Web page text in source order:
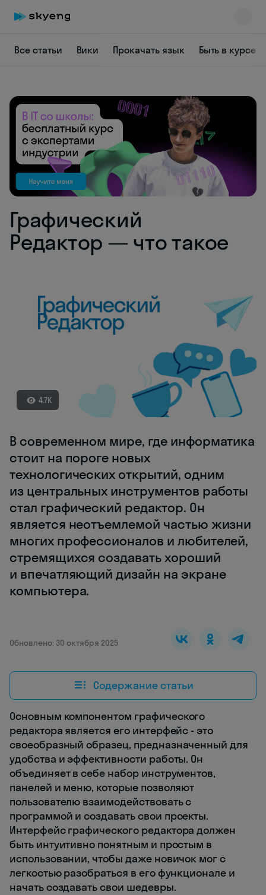
Все статьи Вики Прокачать язык Быть в курсе
Графический
Редактор — что такое
4.7K
В современном мире, где информатика
стоит на пороге новых
технологических открытий, одним
из центральных инструментов работы
стал графический редактор. Он
является неотъемлемой частью жизни
многих профессионалов и любителей,
стремящихся создавать хороший
и впечатляющий дизайн на экране
компьютера.
Обновлено: 30 октября 2025
Содержание статьи
Основным компонентом графического
редактора является его интерфейс - это
своеобразный образец, предназначенный для
удобства и эффективности работы. Он
объединяет в себе набор инструментов,
панелей и меню, которые позволяют
пользователю взаимодействовать с
программой и создавать свои проекты.
Интерфейс графического редактора должен
быть интуитивно понятным и простым в
использовании, чтобы даже новичок мог с
легкостью разобраться в его функционале и
начать создавать свои шедевры.
Skyeng Chat
online